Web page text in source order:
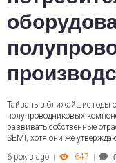
Тайвань в ближайшие годы
полупроводниковых
развивать собственные
SEMI, хотя они же
6 років ago
647